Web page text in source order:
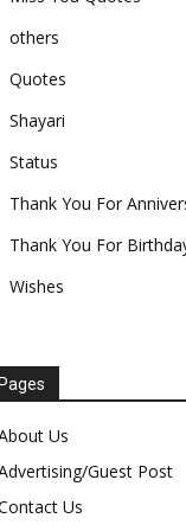
others
Quotes
Shayari
Status
Thank You For
Thank You For
Wishes
Pages
Us
Guest Post
Us